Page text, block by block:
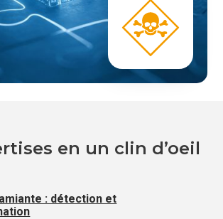
en un clin d’oeil
: détection et